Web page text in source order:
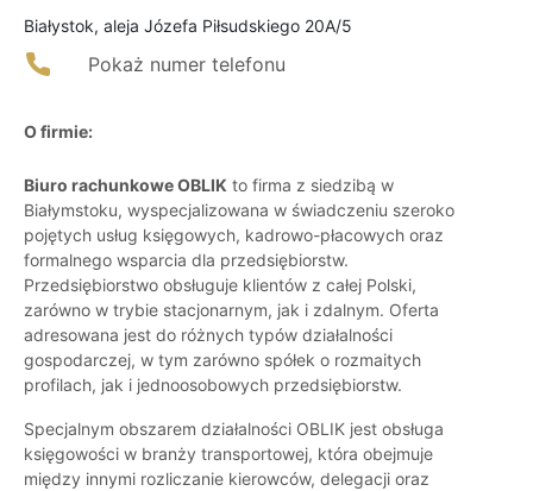
Białystok, aleja Józefa Piłsudskiego 20A/5
Pokaż numer telefonu
O firmie:
Biuro rachunkowe OBLIK to firma z siedzibą w
Białymstoku, wyspecjalizowana w świadczeniu szeroko
pojętych usług księgowych, kadrowo-płacowych oraz
formalnego wsparcia dla przedsiębiorstw.
Przedsiębiorstwo obsługuje klientów z całej Polski,
zarówno w trybie stacjonarnym, jak i zdalnym. Oferta
adresowana jest do różnych typów działalności
gospodarczej, w tym zarówno spółek o rozmaitych
profilach, jak i jednoosobowych przedsiębiorstw.
Specjalnym obszarem działalności OBLIK jest obsługa
księgowości w branży transportowej, która obejmuje
między innymi rozliczanie kierowców, delegacji oraz